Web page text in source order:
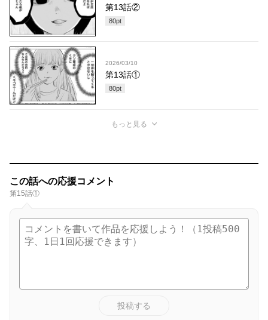
第13話②
80pt
2026/03/10
第13話①
80pt
もっと見る
この話への応援コメント
第15話①
投稿する